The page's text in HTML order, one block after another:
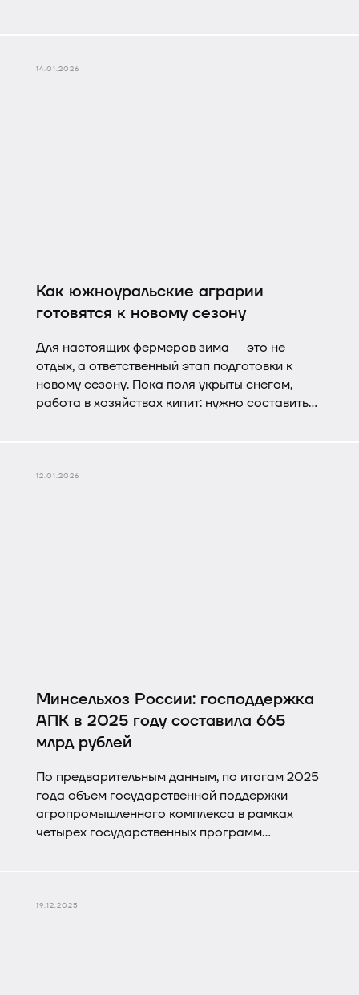
14.01.2026
Как южноуральские аграрии
готовятся к новому сезону
Для настоящих фермеров зима — это не
отдых, а ответственный этап подготовки к
новому сезону. Пока поля укрыты снегом,
работа в хозяйствах кипит: нужно составить
урожайности.
12.01.2026
Минсельхоз России: господдержка
АПК в 2025 году составила 665
млрд рублей
По предварительным данным, по итогам 2025
года объем государственной поддержки
агропромышленного комплекса в рамках
четырех государственных программ
ключевых подотраслей сельского хозяйства,
19.12.2025